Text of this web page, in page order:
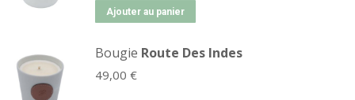
Ajouter au panier
Bougie Route Des Indes
49,00 €